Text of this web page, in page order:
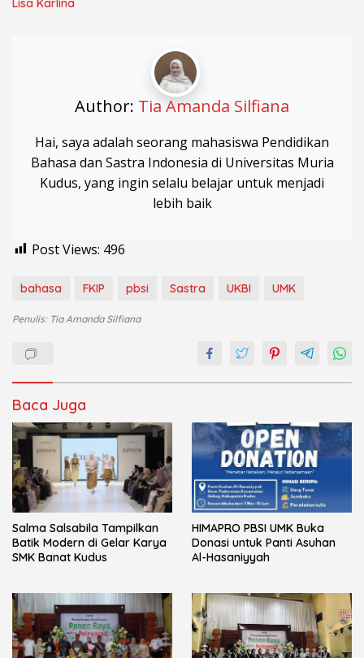
Lisa Karlina
Author: Tia Amanda Silfiana
Hai, saya adalah seorang mahasiswa Pendidikan
Bahasa dan Sastra Indonesia di Universitas Muria
Kudus, yang ingin selalu belajar untuk menjadi
lebih baik
Post Views: 496
bahasa FKIP pbsi Sastra UKBI UMK
Penulis: Tia Amanda Silfiana
Baca Juga
Salma Salsabila Tampilkan
Batik Modern di Gelar Karya
SMK Banat Kudus
HIMAPRO PBSI UMK Buka
Donasi untuk Panti Asuhan
Al-Hasaniyyah